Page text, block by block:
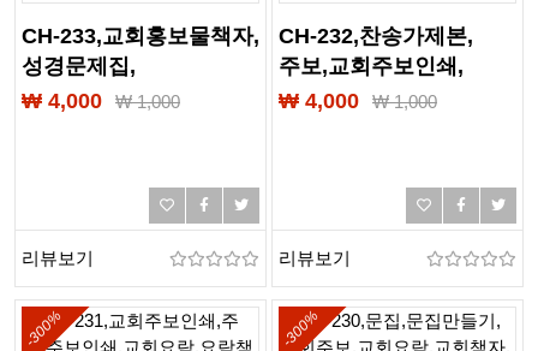
CH-233,교회홍보물책자,
성경문제집,
교회생활안내지,
성경필사노트,
성경학교교재,인쇄,제본,
찬송가제본
₩ 4,000 ₩1,000
리뷰보기
CH-232,찬송가제본,
주보,교회주보인쇄,
기도노트,교육계획서,
성경학교교재,인쇄,제본,
출력,칼라제본,흑백제본,
교회책자,교회요람,
₩ 4,000 ₩1,000
리뷰보기
-300% -300%